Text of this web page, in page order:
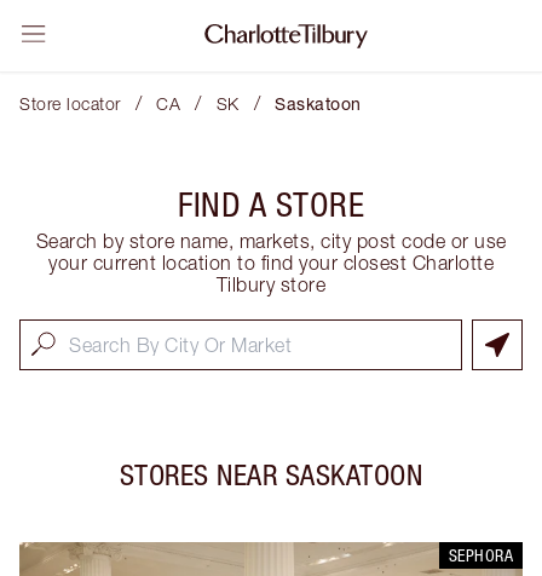
Store locator / CA / SK / Saskatoon
FIND A STORE
Search by store name, markets, city post code or use
your current location to find your closest Charlotte
Tilbury store
STORES NEAR SASKATOON
SEPHORA